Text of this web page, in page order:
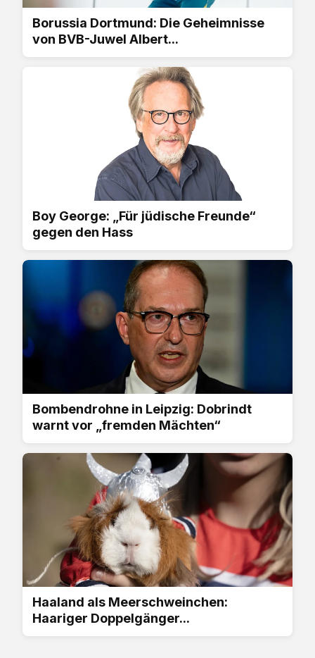
Borussia Dortmund: Die Geheimnisse
von BVB-Juwel Albert...
Boy George: „Für jüdische Freunde“
gegen den Hass
Bombendrohne in Leipzig: Dobrindt
warnt vor „fremden Mächten“
Haaland als Meerschweinchen:
Haariger Doppelgänger...